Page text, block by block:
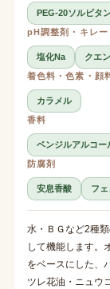
PEG-20ソルビタ
pH調整剤・キレー
塩化Na
クエ
着色料・色素・顔
カラメル
香料
ベンジルアルコー
防腐剤
安息香酸 フ
水・ＢＧなど2種
して機能します。
をベースにした、
ツレ花油・ニュウ